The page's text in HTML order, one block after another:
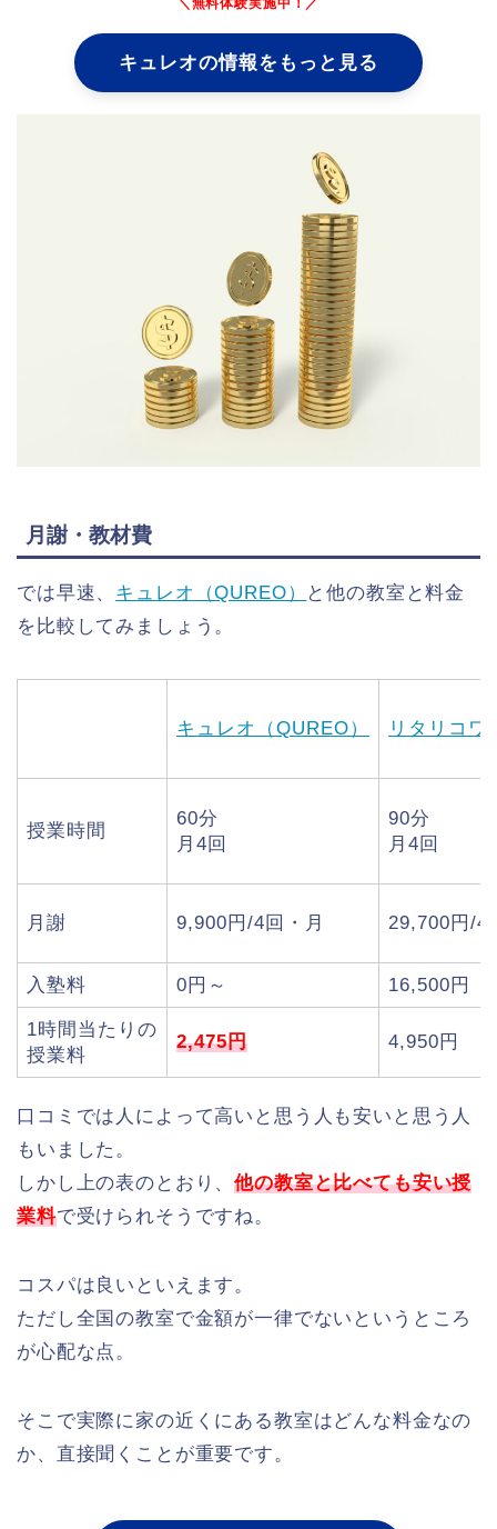
キュレオの情報をもっと見る
月謝・教材費
では早速、 キュレオ（QUREO）
と他の教室と料金
を比較してみましょう。
キュレオ（QUREO） リタリコワ
授業時間
60分
月4回
90分
月4回
月謝 9,900円/4回・月 29,700円/4
入塾料 0円～ 16,500円
1時間当たりの
授業料
2,475円 4,950円
口コミでは人によって高いと思う人も安いと思う人
もいました。
しかし上の表のとおり、他の教室と比べても安い授
業料で受けられそうですね。
コスパは良いといえます。
ただし全国の教室で金額が一律でないというところ
が心配な点。
そこで実際に家の近くにある教室はどんな料金なの
か、直接聞くことが重要です。